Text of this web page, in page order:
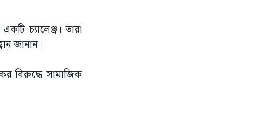
চ্যালেঞ্জ। তারা
জানান।
বিরুদ্ধে সামাজিক